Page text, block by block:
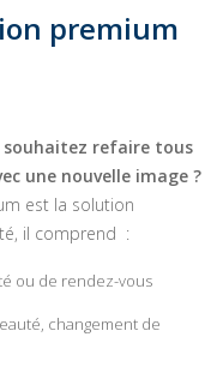
premium
souhaitez refaire tous
une nouvelle image ?
est la solution
il comprend :
ou de rendez-vous
changement de